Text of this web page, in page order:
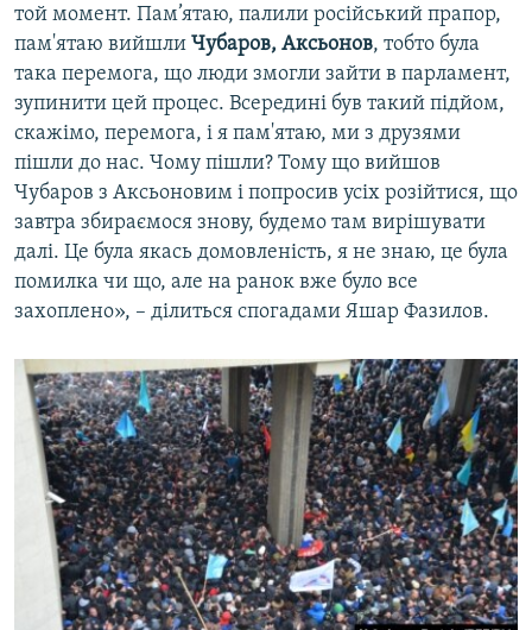
той момент. Пам’ятаю, палили російський прапор,
пам'ятаю вийшли Чубаров, Аксьонов, тобто була
така перемога, що люди змогли зайти в парламент,
зупинити цей процес. Всередині був такий підйом,
скажімо, перемога, і я пам'ятаю, ми з друзями
пішли до нас. Чому пішли? Тому що вийшов
Чубаров з Аксьоновим і попросив усіх розійтися, що
завтра збираємося знову, будемо там вирішувати
далі. Це була якась домовленість, я не знаю, це була
помилка чи що, але на ранок вже було все
захоплено», – ділиться спогадами Яшар Фазилов.